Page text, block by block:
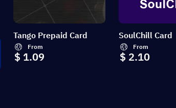
Tango Prepaid Card
From
$ 1.09
SoulChill Card
From
$ 2.10